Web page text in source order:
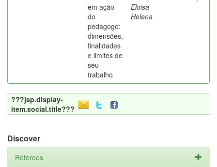
em ação
do
pedagogo:
dimensões,
finalidades
e limites de
seu
trabalho
Eloisa
Helena
???jsp.display-
item.social.title???
Discover
Referees